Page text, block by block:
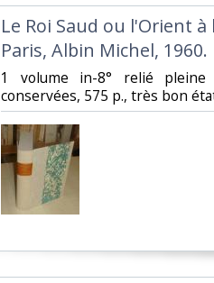
‎Le Roi Saud ou l'Orient
Paris, Albin Michel, 1960.‎
‎1 volume in-8° relié pleine
conservées, 575 p., très bon